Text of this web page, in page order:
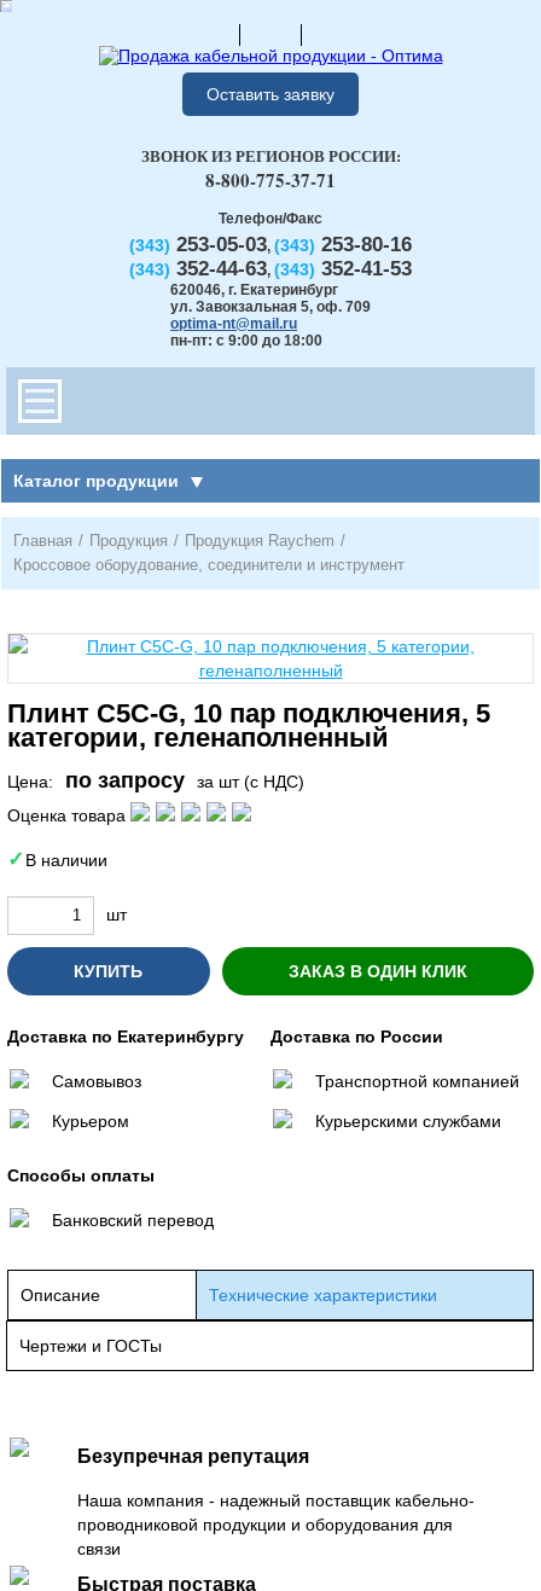
Оставить заявку
Телефон/Факс
(343) 253-05-03, (343) 253-80-16
(343) 352-44-63, (343) 352-41-53
620046, г. Екатеринбург
ул. Завокзальная 5, оф. 709
optima-nt@mail.ru
пн-пт: с 9:00 до 18:00
ЗВОНОК ИЗ РЕГИОНОВ РОССИИ:
8-800-775-37-71
Каталог продукции
Главная / Продукция / Продукция Raychem /
Кроссовое оборудование, соединители и инструмент
Плинт C5C-G, 10 пар подключения, 5
категории, геленаполненный
Цена: по запросу
за шт (с НДС)
Оценка товара
В наличии
шт
КУПИТЬ ЗАКАЗ В ОДИН КЛИК
Доставка по Екатеринбургу
Самовывоз
Курьером
Доставка по России
Транспортной компанией
Курьерскими службами
Способы оплаты
Банковский перевод
Описание Технические характеристики
Чертежи и ГОСТы
Безупречная репутация
Наша компания - надежный поставщик кабельно-
проводниковой продукции и оборудования для
связи
Быстрая поставка